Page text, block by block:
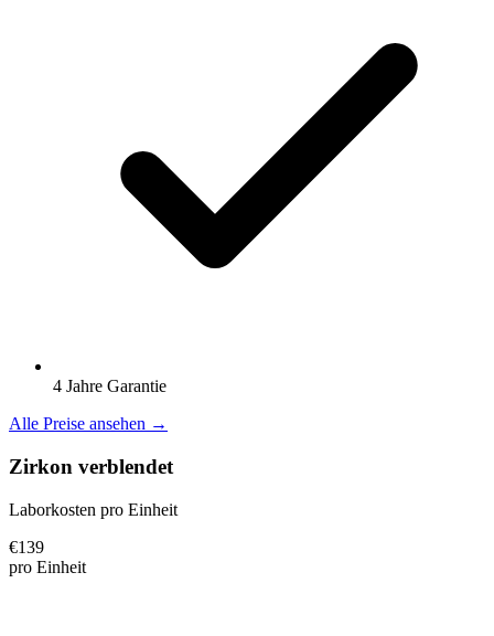
4 Jahre Garantie
Alle Preise ansehen →
Zirkon verblendet
Laborkosten pro Einheit
€139
pro Einheit